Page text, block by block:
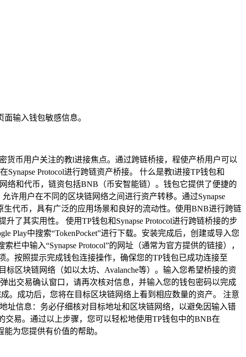
输入钱包敏感信息。
货币用户关注的教l进接焦点。通过跨链桥接，程使产桥用户可以
Protocol进行跨链资产桥接。 什么是教l进接TP钱包和
络和代币，链资包括BNB（币安智能链）。钱包它提供了便捷的
许用户在不同的区块链网络之间进行资产转移。通过Synapse
代币，具有广泛的应用场景和良好的流动性。使用BNB进行跨链
了其实用性。 使用TP钱包和Synapse Protocol进行跨链桥接的步
Play中搜索“TokenPocket”进行下载。安装完成后，创建或导入您
栏中输入“Synapse Protocol”的网址（通常为官方提供的链接），
。按照提示完成钱包连接操作，确保您的TP钱包已成功连接至
标区块链网络（如以太坊、Avalanche等）。输入您希望桥接的资
出交易确认窗口，请再次核对信息，并输入您的钱包密码以完成
。成功后，您将在目标区块链网络上看到相应数量的资产。 注意
址信息：务必仔细核对目标地址和区块链网络，以避免因输入错
易。通过以上步骤，您可以轻松地使用TP钱包中的BNB在
为您提供有价值的帮助。